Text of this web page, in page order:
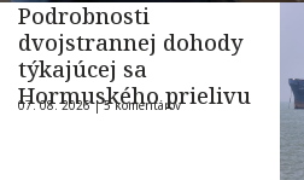
Podrobnosti
dvojstrannej dohody
týkajúcej sa
Hormuského prielivu
07. 08. 2026 |5 komentárov